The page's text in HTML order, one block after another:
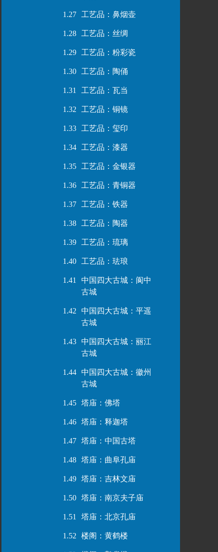
1.27 工艺品：鼻烟壶
1.28 工艺品：丝绸
1.29 工艺品：粉彩瓷
1.30 工艺品：陶俑
1.31 工艺品：瓦当
1.32 工艺品：铜镜
1.33 工艺品：玺印
1.34 工艺品：漆器
1.35 工艺品：金银器
1.36 工艺品：青铜器
1.37 工艺品：铁器
1.38 工艺品：陶器
1.39 工艺品：琉璃
1.40 工艺品：珐琅
1.41
中国四大古城：阆中
古城
1.42
中国四大古城：平遥
古城
1.43
中国四大古城：丽江
古城
1.44
中国四大古城：徽州
古城
1.45 塔庙：佛塔
1.46 塔庙：释迦塔
1.47 塔庙：中国古塔
1.48 塔庙：曲阜孔庙
1.49 塔庙：吉林文庙
1.50 塔庙：南京夫子庙
1.51 塔庙：北京孔庙
1.52 楼阁：黄鹤楼